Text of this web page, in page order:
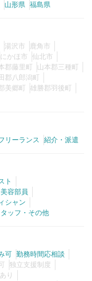
山形県 福島県
湯沢市
鹿角市
にかほ市
仙北市
郡藤里町
山本郡三種町
郡八郎潟町
美郷町
雄勝郡羽後町
リーランス 紹介・派遣
ト
容部員
シャン
ッフ・その他
可 勤務時間応相談
独立支援制度
り